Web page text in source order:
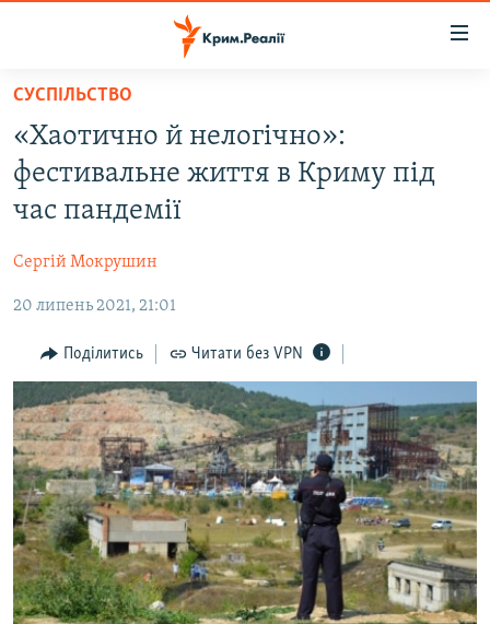
Перейти
основного
матеріалу
Перейти
основної
навігації
Перейти
пошуку
ВОДА.КРИМ
ВІДЕО ТА ФОТО
БЛОГИ
ПОГЛЯД
ІНТЕРВ'Ю
ВСЕ ЗА ДЕНЬ
СПЕЦПРОЕКТИ
ДЕПОРТАЦІЯ
ВІДЕОУРОКИ «ELIFBE»
СВІДЧЕННЯ ОКУПАЦІЇ
УКРАЇНСЬКА ПРОБЛЕМА КРИМУ
ЯК ОБІЙТИ БЛОКУВАННЯ
Русский
Qırımtatar
СУСПІЛЬСТВО
«Хаотично й нелогічно»:
фестивальне життя в Криму під
час пандемії
Сергій Мокрушин
20 липень 2021, 21:01
Поділитись Читати без VPN